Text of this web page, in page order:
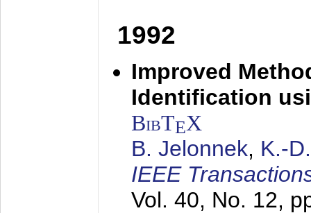
1992
Improved
Identification
BibTEX
B. Jelonnek, K.-
IEEE
Vol. 40, No. 12,